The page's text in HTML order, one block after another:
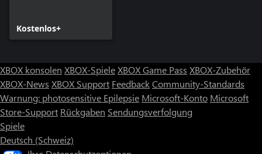
Kostenlos+
XBOX konsolen XBOX-SpieleXBOX Game Pass XBOX-Zubehör
XBOX-News XBOX Support FeedbackCommunity-Standards
Warnung: photosensitive Epilepsie Microsoft-Konto Microsoft
Store-Support Rückgaben Sendungsverfolgung
Spiele
Deutsch (Schweiz)